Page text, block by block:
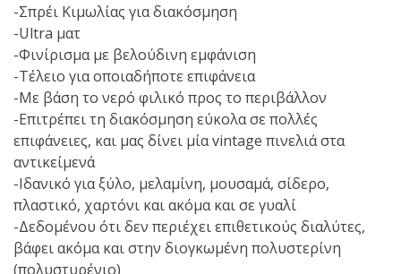
-Σπρέι Κιμωλίας για διακόσμηση
-Ultra ματ
-Φινίρισμα με βελούδινη εμφάνιση
-Τέλειο για οποιαδήποτε επιφάνεια
-Με βάση το νερό φιλικό προς το περιβάλλον
-Επιτρέπει τη διακόσμηση εύκολα σε πολλές
επιφάνειες, και μας δίνει μία vintage πινελιά στα
αντικείμενά
-Ιδανικό για ξύλο, μελαμίνη, μουσαμά, σίδερο,
πλαστικό, χαρτόνι και ακόμα και σε γυαλί
-Δεδομένου ότι δεν περιέχει επιθετικούς διαλύτες,
βάφει ακόμα και στην διογκωμένη πολυστερίνη
(πολυστυρένιο)